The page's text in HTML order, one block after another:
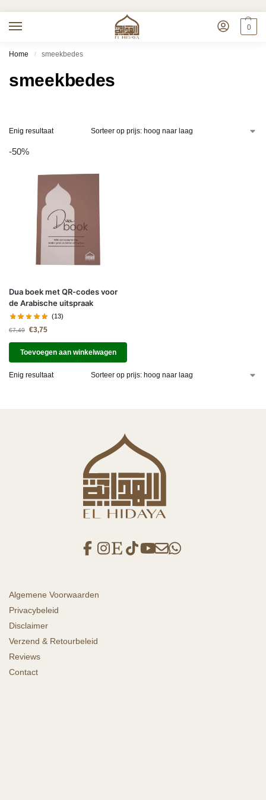
0
Home / smeekbedes
smeekbedes
Enig resultaat
-50%
Dua boek met QR-codes voor
de Arabische uitspraak
(13)
€7,49 €3,75
Toevoegen aan winkelwagen
Enig resultaat
Algemene Voorwaarden
Privacybeleid
Disclaimer
Verzend & Retourbeleid
Reviews
Contact